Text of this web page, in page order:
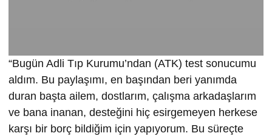
“Bugün Adli Tıp Kurumu’ndan (ATK) test sonucumu
aldım. Bu paylaşımı, en başından beri yanımda
duran başta ailem, dostlarım, çalışma arkadaşlarım
ve bana inanan, desteğini hiç esirgemeyen herkese
karşı bir borç bildiğim için yapıyorum. Bu süreçte